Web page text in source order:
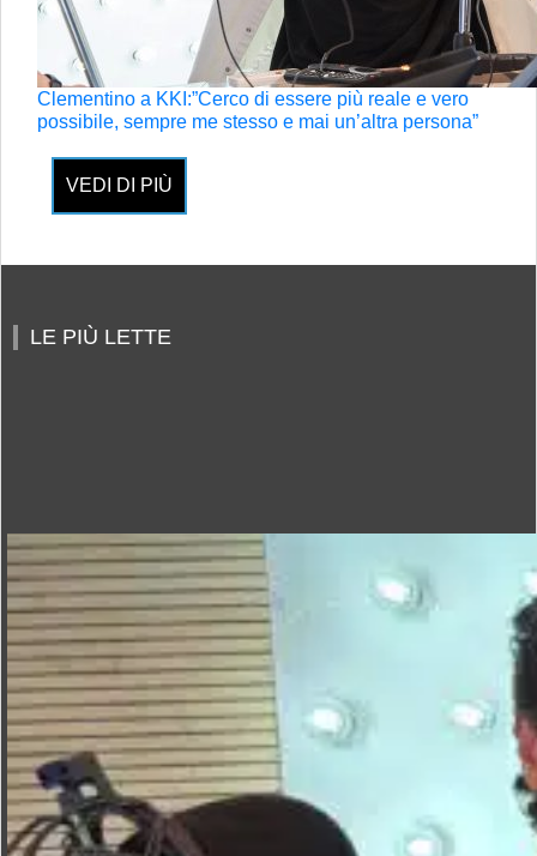
Clementino a KKI:”Cerco di essere più reale e vero
possibile, sempre me stesso e mai un’altra persona”
VEDI DI PIÙ
LE PIÙ LETTE